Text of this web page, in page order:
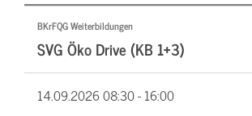
BKrFQG Weiterbildungen
SVG Öko Drive (KB 1+3)
14.09.202608:30 - 16:00